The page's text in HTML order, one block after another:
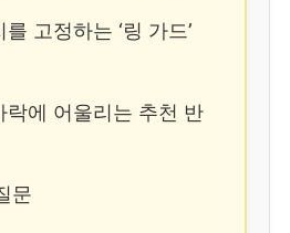
고정하는 ‘링 가드’
락에 어울리는 추천 반
문